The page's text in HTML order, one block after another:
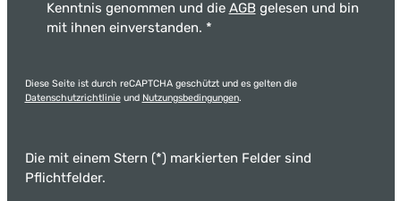
Kenntnis genommen und die AGB gelesen und bin
mit ihnen einverstanden. *
Diese Seite ist durch reCAPTCHA geschützt und es gelten die
Datenschutzrichtlinieund Nutzungsbedingungen.
Die mit einem Stern (*) markierten Felder sind
Pflichtfelder.